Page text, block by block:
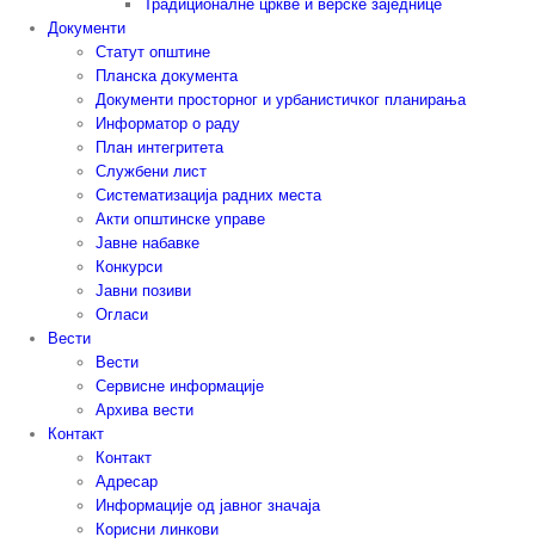
Традиционалне цркве и верске заједнице
Документи
Статут општине
Планска документа
Документи просторног и урбанистичког планирања
Информатор о раду
План интегритета
Службени лист
Систематизација радних места
Акти општинске управе
Јавне набавке
Конкурси
Јавни позиви
Огласи
Вести
Вести
Сервисне информације
Архива вести
Контакт
Контакт
Адресар
Информације од јавног значаја
Корисни линкови